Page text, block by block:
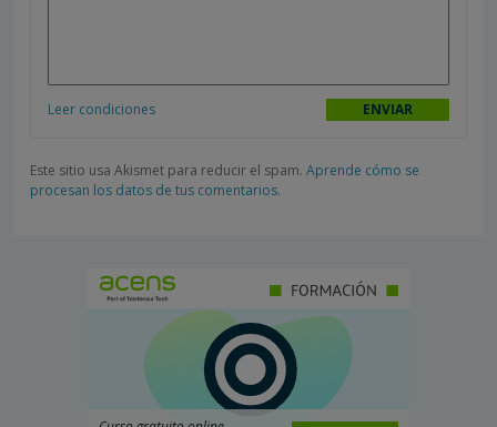
Leer condiciones
Este sitio usa Akismet para reducir el spam. Aprende cómo se
procesan los datos de tus comentarios.